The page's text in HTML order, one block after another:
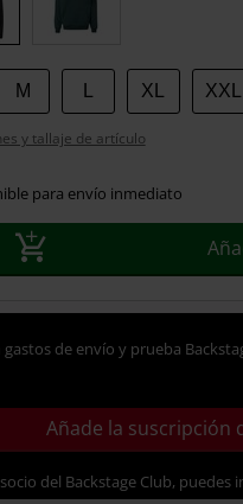
M XL XXL
y tallaje de artículo
para envío inmediato
de envío y prueba
Añade la suscripción
del Backstage Club, puedes